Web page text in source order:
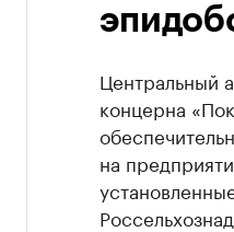
Центральный
концерна
на